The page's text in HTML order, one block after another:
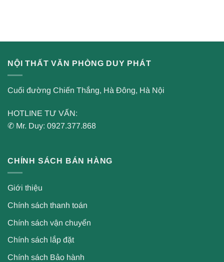
NỘI THẤT VĂN PHÒNG DUY PHÁT
Cuối đường Chiến Thắng, Hà Đông, Hà Nội
HOTLINE TƯ VẤN:
✆ Mr. Duy: 0927.377.868
CHÍNH SÁCH BÁN HÀNG
Giới thiệu
Chính sách thanh toán
Chính sách vận chuyển
Chính sách lắp đặt
Chính sách Bảo hành